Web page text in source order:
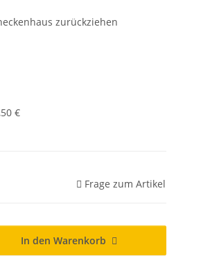
zurückziehen
€
Frage zum Artikel
In den Warenkorb